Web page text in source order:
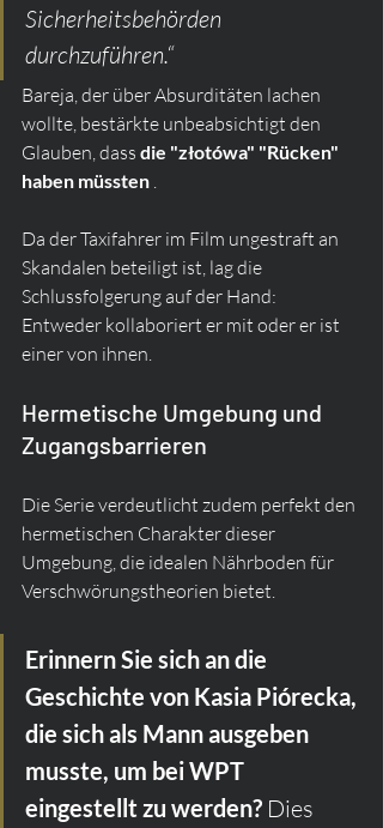
Sicherheitsbehörden
durchzuführen.“
Bareja, der über Absurditäten lachen
wollte, bestärkte unbeabsichtigt den
Glauben, dass die "złotówa" "Rücken"
haben müssten .
Da der Taxifahrer im Film ungestraft an
Skandalen beteiligt ist, lag die
Schlussfolgerung auf der Hand:
Entweder kollaboriert er mit oder er ist
einer von ihnen.
Hermetische Umgebung und
Zugangsbarrieren
Die Serie verdeutlicht zudem perfekt den
hermetischen Charakter dieser
Umgebung, die idealen Nährboden für
Verschwörungstheorien bietet.
Erinnern Sie sich an die
Geschichte von Kasia Piórecka,
die sich als Mann ausgeben
musste, um bei WPT
eingestellt zu werden? Dies